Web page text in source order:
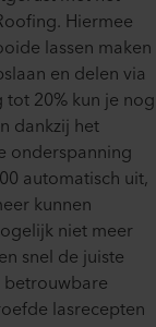
Hiermee
lassen maken
en delen via
20% kun je nog
dankzij het
onderspanning
automatisch uit,
kunnen
niet meer
snel de juiste
betrouwbare
lasrecepten